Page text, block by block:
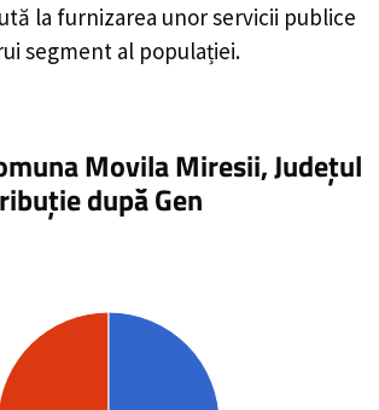
la furnizarea unor servicii publice
segment al populației.
Movila Miresii, Județul
după Gen